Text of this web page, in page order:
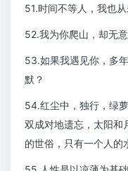
51.时间不等人，我也从
52.我为你爬山，却无意
53.如果我遇见你，多
默？
54.红尘中，独行，绿
双成对地遗忘，太阳和
的世俗，只有一个人的